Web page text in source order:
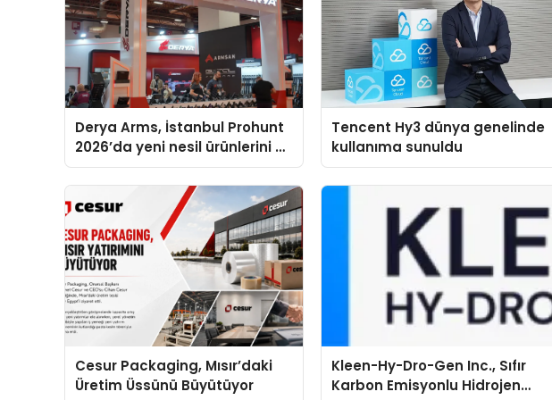
Derya Arms, İstanbul Prohunt
2026’da yeni nesil ürünlerini ve
global marka vizyonunu
sergiledi
Tencent Hy3 dünya genelinde
kullanıma sunuldu
Cesur Packaging, Mısır’daki
Üretim Üssünü Büyütüyor
Kleen-Hy-Dro-Gen Inc., Sıfır
Karbon Emisyonlu Hidrojen